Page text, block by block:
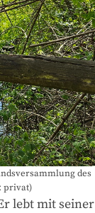
des
privat)
lebt mit seiner